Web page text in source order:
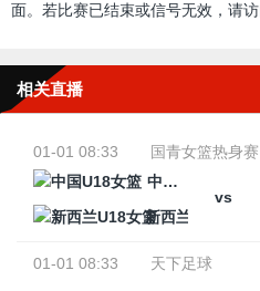
面。若比赛已结束或信号无效，请
相关直播
01-01 08:33
国青女篮热身赛
中国U18女篮
vs
新西兰U18女篮
01-01 08:33 天下足球